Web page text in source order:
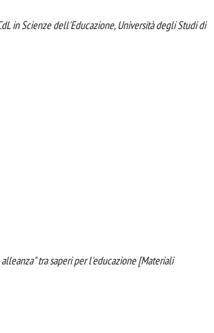
in Scienze dell'Educazione, Università degli Studi di
tra saperi per l'educazione [Materiali